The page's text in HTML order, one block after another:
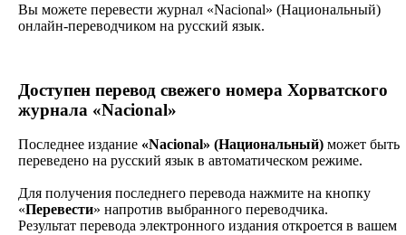
Вы можете перевести журнал «Nacional» (Национальный)
онлайн-переводчиком на русский язык.
Доступен перевод свежего номера Хорватского
журнала «Nacional»
Последнее издание «Nacional» (Национальный) может быть
переведено на русский язык в автоматическом режиме.
Для получения последнего перевода нажмите на кнопку
«Перевести» напротив выбранного переводчика.
Результат перевода электронного издания откроется в вашем